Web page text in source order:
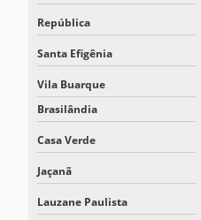
NOBREAK INDUSTRIAL PREÇO
NOBREAK MODULAR
NOBREAK MODULAR TRIFÁSICO
NOBREAK PREÇO
NOBREAK PROFISSIONAL
República
Santa Efigênia
Vila Buarque
Brasilândia
Casa Verde
Jaçanã
Lauzane Paulista